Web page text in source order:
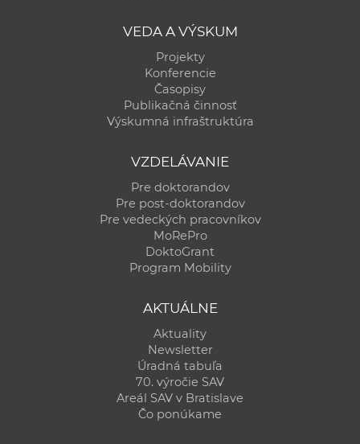
VEDA A VÝSKUM
Projekty
Konferencie
Časopisy
Publikačná činnosť
Výskumná infraštruktúra
VZDELÁVANIE
Pre doktorandov
Pre post-doktorandov
Pre vedeckých pracovníkov
MoRePro
DoktoGrant
Program Mobility
AKTUÁLNE
Aktuality
Newsletter
Úradná tabuľa
70. výročie SAV
Areál SAV v Bratislave
Čo ponúkame